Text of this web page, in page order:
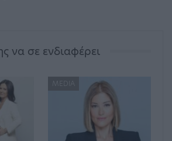
να σε ενδιαφέρει
MEDIA